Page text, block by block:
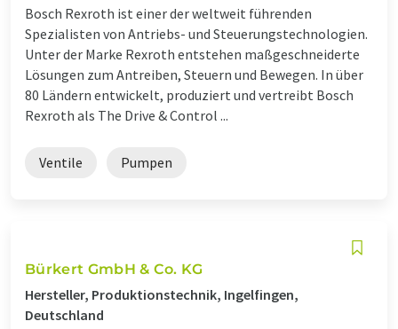
Bosch Rexroth ist einer der weltweit führenden
Spezialisten von Antriebs- und Steuerungstechnologien.
Unter der Marke Rexroth entstehen maßgeschneiderte
Lösungen zum Antreiben, Steuern und Bewegen. In über
80 Ländern entwickelt, produziert und vertreibt Bosch
Rexroth als The Drive & Control ...
Ventile Pumpen
Bürkert GmbH & Co. KG
Hersteller, Produktionstechnik, Ingelfingen,
Deutschland